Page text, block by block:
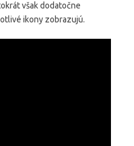
však dodatočne
ikony zobrazujú.